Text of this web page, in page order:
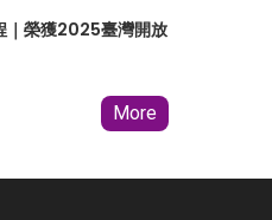
｜榮獲2025臺灣開放
More